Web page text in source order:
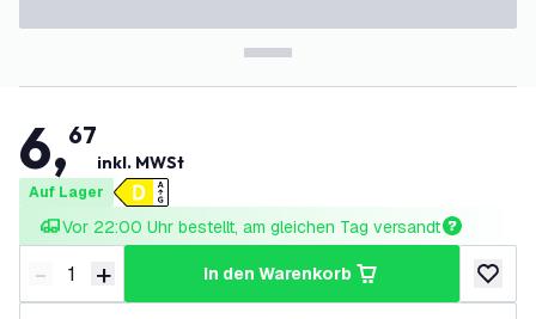
6,67
inkl. MWSt
Auf Lager
Vor 22:00 Uhr bestellt, am gleichen Tag versandt
Menge verringern
- Menge erhöhen
+ in den Warenkorb
zur